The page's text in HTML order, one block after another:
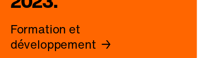
Formation et
développement